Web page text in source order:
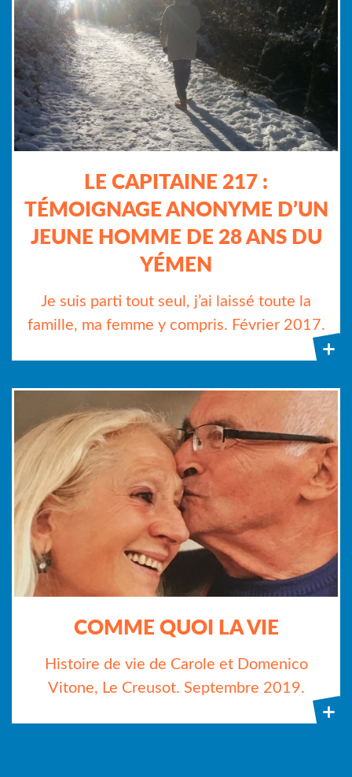
LE CAPITAINE 217 :
TÉMOIGNAGE ANONYME D’UN
JEUNE HOMME DE 28 ANS DU
YÉMEN
Je suis parti tout seul, j’ai laissé toute la
famille, ma femme y compris. Février 2017.
COMME QUOI LA VIE
Histoire de vie de Carole et Domenico
Vitone, Le Creusot. Septembre 2019.